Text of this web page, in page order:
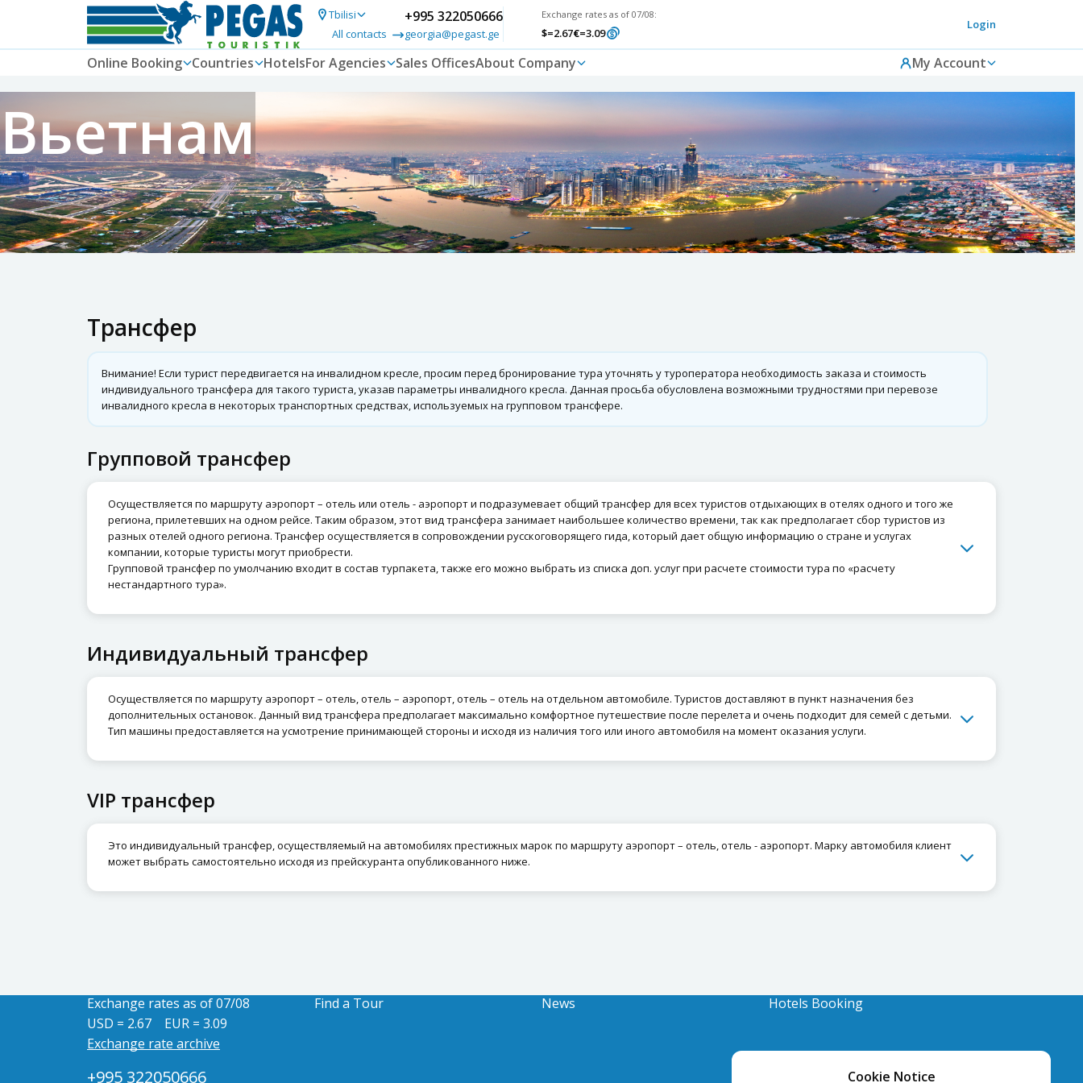
Tbilisi
All contacts
+995 322050666
georgia@pegast.ge
Exchange rates as of 07/08:
$=2.67€=3.09
Login
Online Booking Countries HotelsFor Agencies Sales OfficesAbout Company My Account
Вьетнам
Трансфер
Внимание! Если турист передвигается на инвалидном кресле, просим перед бронирование тура уточнять у туроператора необходимость заказа и стоимость
индивидуального трансфера для такого туриста, указав параметры инвалидного кресла. Данная просьба обусловлена возможными трудностями при перевозе
инвалидного кресла в некоторых транспортных средствах, используемых на групповом трансфере.
Групповой трансфер
Осуществляется по маршруту аэропорт – отель или отель - аэропорт и подразумевает общий трансфер для всех туристов отдыхающих в отелях одного и того же
региона, прилетевших на одном рейсе. Таким образом, этот вид трансфера занимает наибольшее количество времени, так как предполагает сбор туристов из
разных отелей одного региона. Трансфер осуществляется в сопровождении русскоговорящего гида, который дает общую информацию о стране и услугах
компании, которые туристы могут приобрести.
Групповой трансфер по умолчанию входит в состав турпакета, также его можно выбрать из списка доп. услуг при расчете стоимости тура по «расчету
нестандартного тура».
Индивидуальный трансфер
Осуществляется по маршруту аэропорт – отель, отель – аэропорт, отель – отель на отдельном автомобиле. Туристов доставляют в пункт назначения без
дополнительных остановок. Данный вид трансфера предполагает максимально комфортное путешествие после перелета и очень подходит для семей с детьми.
Тип машины предоставляется на усмотрение принимающей стороны и исходя из наличия того или иного автомобиля на момент оказания услуги.
VIP трансфер
Это индивидуальный трансфер, осуществляемый на автомобилях престижных марок по маршруту аэропорт – отель, отель - аэропорт. Марку автомобиля клиент
может выбрать самостоятельно исходя из прейскуранта опубликованного ниже.
Cookie Notice
Exchange rates as of 07/08
USD = 2.67
EUR = 3.09
Exchange rate archive
+995 322050666
Find a Tour News Hotels Booking